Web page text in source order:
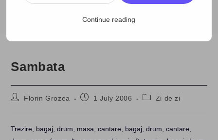
2006 > July > 1 > Zi de zi > Sambata
Sambata
PostFlorin Grozea
Post1 July 2006
PostZi de zi
Trezire, bagaj, drum, masa, cantare, bagaj, drum, cantare,
Continue reading